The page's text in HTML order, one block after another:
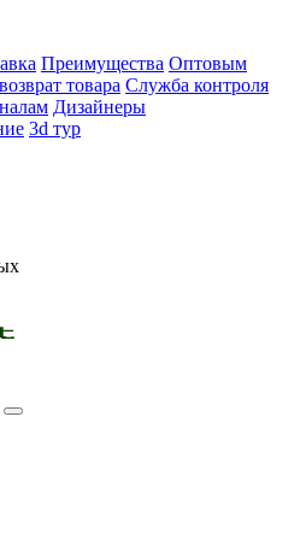
Преимущества Оптовым
товара Служба контроля
Дизайнеры
3d тур